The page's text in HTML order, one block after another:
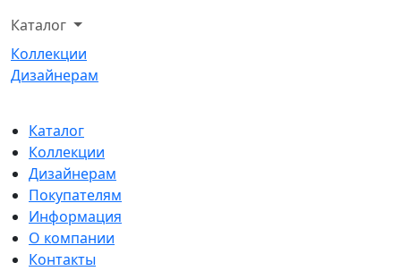
Каталог
Коллекции
Дизайнерам
Каталог
Коллекции
Дизайнерам
Покупателям
Информация
О компании
Контакты